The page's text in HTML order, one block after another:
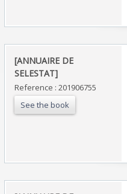
‎[ANNUAIRE DE
SELESTAT]‎
Reference : 201906755
See the book